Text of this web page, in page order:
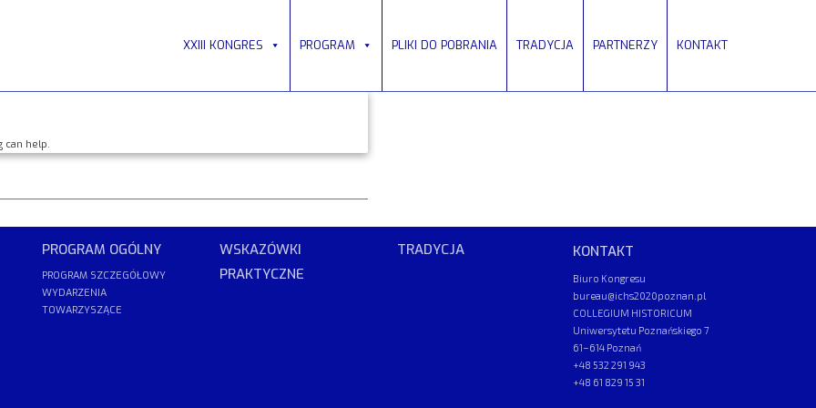
XXIII KONGRES PROGRAM PLIKI DO POBRANIA TRADYCJA PARTNERZY KONTAKT
can help.
PROGRAM OGÓLNY
PROGRAM SZCZEGÓŁOWY
WYDARZENIA
TOWARZYSZĄCE
WSKAZÓWKI
PRAKTYCZNE
TRADYCJA KONTAKT
Biuro Kongresu
bureau@ichs2020poznan.pl
COLLEGIUM HISTORICUM
Uniwersytetu Poznańskiego 7
61–614 Poznań
+48 532 291 943
+48 61 829 15 31